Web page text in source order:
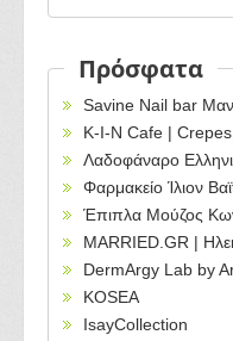
Πρόσφατα
Savine Nail bar
Κ-Ι-Ν Cafe | Crepes,
Λαδοφάναρο
Φαρμακείο Ίλιον
Έπιπλα Μούζος
MARRIED.GR |
DermArgy Lab by
KOSEA
IsayCollection